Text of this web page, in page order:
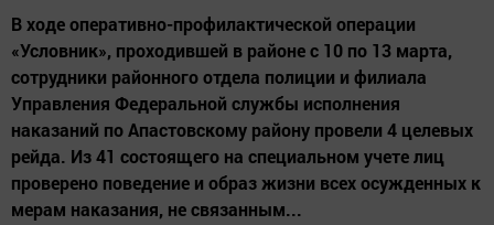
В ходе оперативно-профилактической операции
«Условник», проходившей в районе с 10 по 13 марта,
сотрудники районного отдела полиции и филиала
Управления Федеральной службы исполнения
наказаний по Апастовскому району провели 4 целевых
рейда. Из 41 состоящего на специальном учете лиц
проверено поведение и образ жизни всех осужденных к
мерам наказания, не связанным...